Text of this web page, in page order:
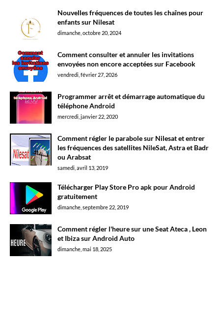
Nouvelles fréquences de toutes les chaînes pour
enfants sur Nilesat
dimanche, octobre 20, 2024
Comment consulter et annuler les invitations
envoyées non encore acceptées sur Facebook
vendredi, février 27, 2026
Programmer arrêt et démarrage automatique du
téléphone Android
mercredi, janvier 22, 2020
Comment régler le parabole sur Nilesat et entrer
les fréquences des satellites NileSat, Astra et Badr
ou Arabsat
samedi, avril 13, 2019
Télécharger Play Store Pro apk pour Android
gratuitement
dimanche, septembre 22, 2019
Comment régler l'heure sur une Seat Ateca , Leon
et Ibiza sur Android Auto
dimanche, mai 18, 2025